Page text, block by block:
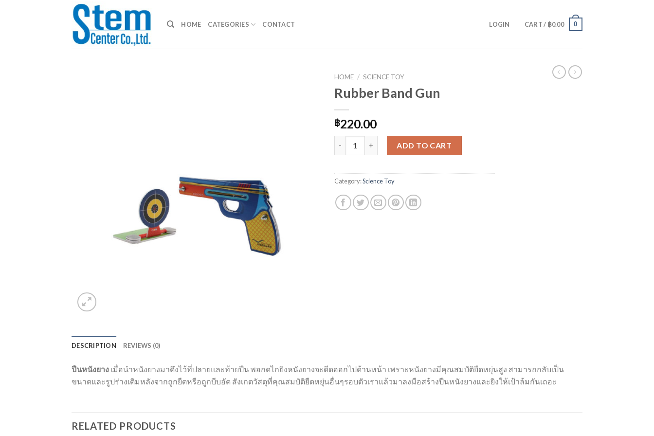
HOME CATEGORIES CONTACT LOGIN CART / ฿0.00 0
HOME / SCIENCE TOY
Rubber Band Gun
฿220.00
ADD TO CART
Category:Science Toy
DESCRIPTION REVIEWS (0)
ปืนหนังยาง เมื่อนำหนังยางมาดึงไว้ที่ปลายและท้ายปืน พอกดไกยิงหนังยางจะดีดออกไปด้านหน้า เพราะหนังยางมีคุณสมบัติยืดหยุ่นสูง สามารถกลับเป็น
ขนาดและรูปร่างเดิมหลังจากถูกยืดหรือถูกบีบอัด สังเกตวัสดุที่คุณสมบัติยืดหยุ่นอื่นๆรอบตัวเราแล้วมาลงมือสร้างปืนหนังยางและยิงให้เป้าล้มกันเถอะ
RELATED PRODUCTS